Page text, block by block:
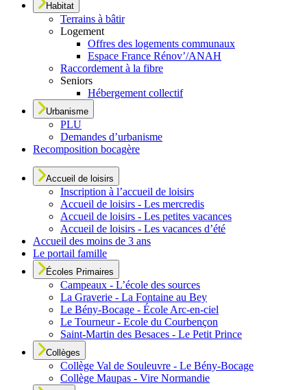
Habitat
Terrains à bâtir
Logement
Offres des logements communaux
Espace France Rénov’/ANAH
Raccordement à la fibre
Seniors
Hébergement collectif
Urbanisme
PLU
Demandes d’urbanisme
Recomposition bocagère
Accueil de loisirs
Inscription à l’accueil de loisirs
Accueil de loisirs - Les mercredis
Accueil de loisirs - Les petites vacances
Accueil de loisirs - Les vacances d’été
Accueil des moins de 3 ans
Le portail famille
Écoles Primaires
Campeaux - L’école des sources
La Graverie - La Fontaine au Bey
Le Bény-Bocage - École Arc-en-ciel
Le Tourneur - Ecole du Courbençon
Saint-Martin des Besaces - Le Petit Prince
Collèges
Collège Val de Souleuvre - Le Bény-Bocage
Collège Maupas - Vire Normandie